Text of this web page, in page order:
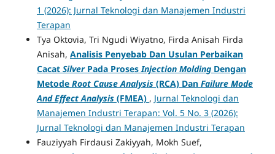
1 (2026): Jurnal Teknologi dan Manajemen Industri
Terapan
Tya Oktovia, Tri Ngudi Wiyatno, Firda Anisah Firda
Anisah, Analisis Penyebab Dan Usulan Perbaikan
Cacat SilverPada Proses Injection MoldingDengan
Metode Root Cause Analysis (RCA) Dan Failure Mode
And Effect Analysis (FMEA) , Jurnal Teknologi dan
Manajemen Industri Terapan: Vol. 5 No. 3 (2026):
Jurnal Teknologi dan Manajemen Industri Terapan
Fauziyyah Firdausi Zakiyyah, Mokh Suef,